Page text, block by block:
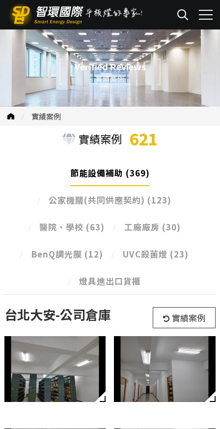
Verified Reviews
實績案例
實績案例
實績案例 621
節能設備補助 (369)
公家機關(共同供應契約) (123)
醫院、學校 (63) 工廠廠房 (30)
BenQ調光膜 (12) UVC殺菌燈 (23)
燈具進出口貨櫃
台北大安-公司倉庫 實績案例